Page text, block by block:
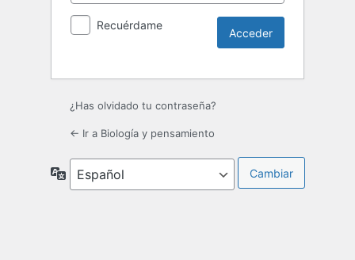
Recuérdame
¿Has olvidado tu contraseña?
← Ir a Biología y pensamiento
Idioma